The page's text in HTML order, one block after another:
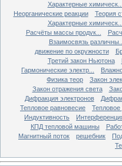
Характерные химическ...
Неорганические реакции
Теория
Характерные химическ...
Расчёты массы продук...
Взаимосвязь различны...
движение по окружности
Третий закон Ньютона
Гармонические электр...
Физика теор
Закон
Закон отражения света
Дифракция электронов
Тепловое равновесие
Тепловое
Индуктивность
КПД тепловой машины
Магнитный поток
решебник